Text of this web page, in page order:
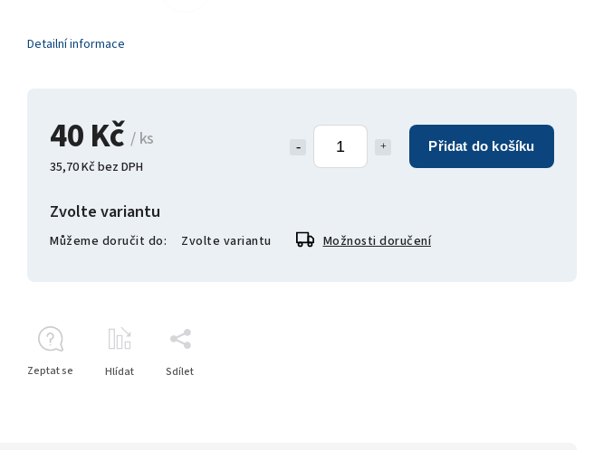
40 Kč/ ks
35,70 Kč bez DPH
Přidat do košíku
Zvolte variantu
Můžeme doručit do: Zvolte variantu Možnosti doručení
Detailní informace
Zeptat se Hlídat Sdílet